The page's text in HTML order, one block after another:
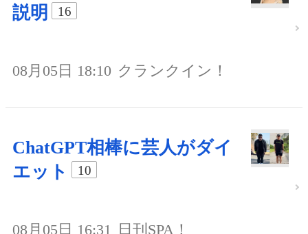
説明
16
08月05日 18:10 クランクイン！
ChatGPT相棒に芸人がダイ
エット
10
08月05日 16:31 日刊SPA！